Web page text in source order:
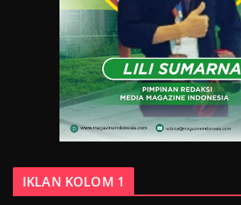
IKLAN KOLOM 1